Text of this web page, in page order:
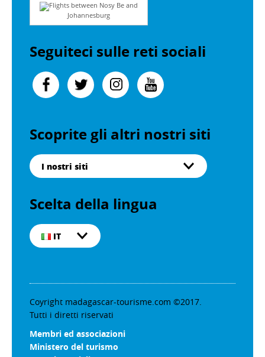
Flights between Nosy Be and
Johannesburg
Seguiteci sulle reti sociali
Scoprite gli altri nostri siti
I nostri siti
Scelta della lingua
IT
Coyright madagascar-tourisme.com ©2017.
Tutti i diretti riservati
Membri ed associazioni
Ministero del turismo